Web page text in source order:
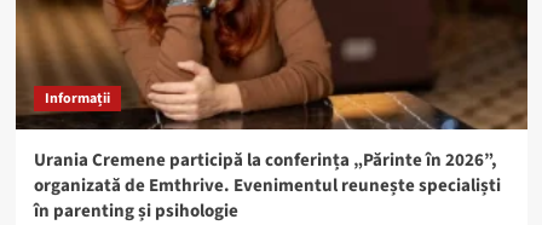
Informații
Urania Cremene participă la conferința „Părinte în 2026”,
organizată de Emthrive. Evenimentul reunește specialiști
în parenting și psihologie